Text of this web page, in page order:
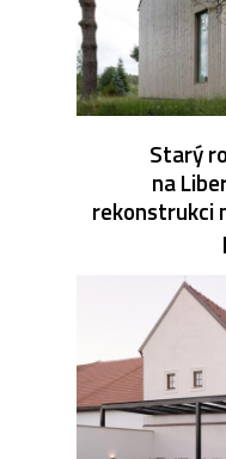
Starý
na
rekonstrukci